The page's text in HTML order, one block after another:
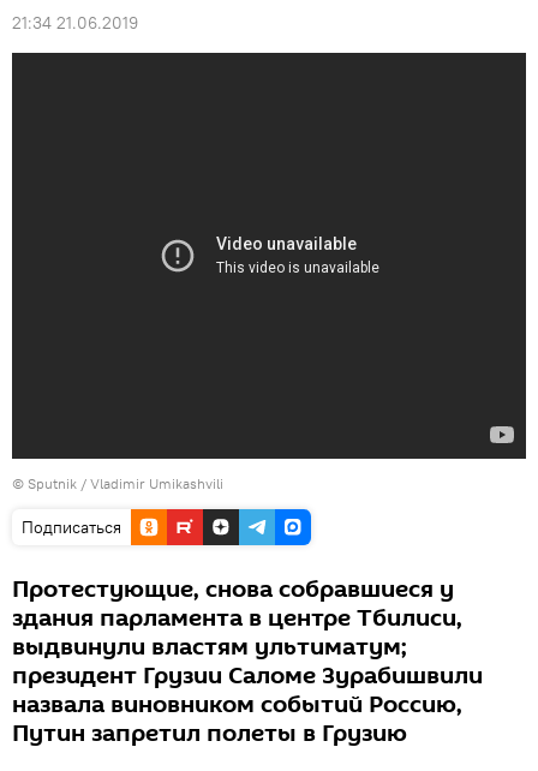
21:34 21.06.2019
© Sputnik / Vladimir Umikashvili
Подписаться
Протестующие, снова собравшиеся у
здания парламента в центре Тбилиси,
выдвинули властям ультиматум;
президент Грузии Саломе Зурабишвили
назвала виновником событий Россию,
Путин запретил полеты в Грузию